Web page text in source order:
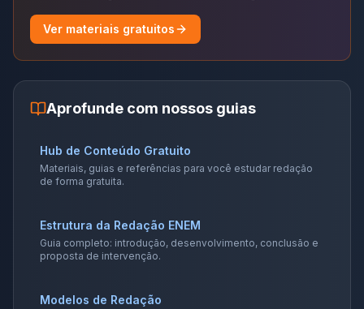
Ver materiais gratuitos
Aprofunde com nossos guias
Hub de Conteúdo Gratuito
Materiais, guias e referências para você estudar redação
de forma gratuita.
Estrutura da Redação ENEM
Guia completo: introdução, desenvolvimento, conclusão e
proposta de intervenção.
Modelos de Redação